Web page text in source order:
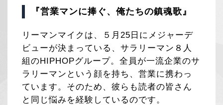
『営業マンに捧ぐ、俺たちの鎮魂歌』
リーマンマイクは、５月25日にメジャーデ
ビューが決まっている、サラリーマン８人
組のHIPHOPグループ。全員が一流企業のサ
ラリーマンという顔を持ち、営業に携わっ
ています。そのため、彼らも読者の皆さん
と同じ悩みを経験しているのです。